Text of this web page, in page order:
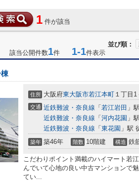
1 件が該当
並び順：
該当公開件数1件 1-1件表示
住所 大阪府東大阪市若江本町 １丁目1
交通 近鉄難波・奈良線 「 若江岩田 」
近鉄難波・奈良線 「 河内花園 」
近鉄難波・奈良線 「 東花園 」駅
築年 築46年 階数 10階建 構造 鉄
こだわりポイント満載のハイマート若
んでいて心地の良い中古マンションで
てい...